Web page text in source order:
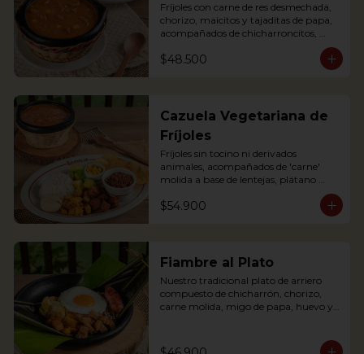
Fríjoles con carne de res desmechada,
chorizo, maicitos y tajaditas de papa,
acompañados de chicharroncitos,
trocitos de plátano maduro, arepita,
arroz y aguacate. (Foto de porción
sausage, corn and potato chips, served
with pork cracklings, sweet plantains,
rice, arepa and avocado.
$48.500
Cazuela Vegetariana de
Fríjoles
Fríjoles sin tocino ni derivados
animales, acompañados de 'carne'
molida a base de lentejas, plátano
maduro, 'chorizo' campesino a base
de soya, arroz, tajaditas de papa,
arepita, maíz y aguacate. Apta para
Antioquian bean soup without pork
or meat substances, served with soy
base shredded 'meat', soy based
'sausage', fried plantain, rice, arepa,
corn and avocado. Suitable for Vegans
$54.900
Fiambre al Plato
Nuestro tradicional plato de arriero
compuesto de chicharrón, chorizo,
carne molida, migo de papa, huevo y